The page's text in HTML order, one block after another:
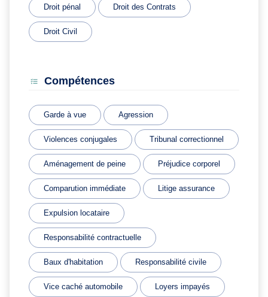
Droit pénal Droit des Contrats
Droit Civil
Compétences
Garde à vue Agression
Violences conjugales Tribunal correctionnel
Aménagement de peine Préjudice corporel
Comparution immédiate Litige assurance
Expulsion locataire
Responsabilité contractuelle
Baux d'habitation Responsabilité civile
Vice caché automobile Loyers impayés